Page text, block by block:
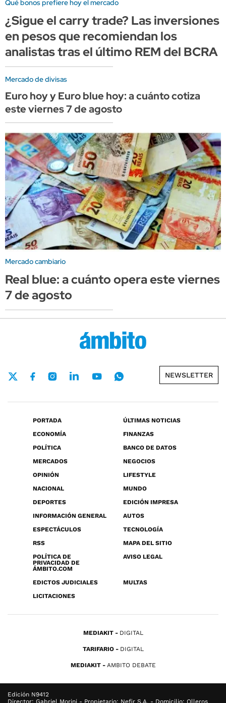
Qué bonos prefiere hoy el mercado
¿Sigue el carry trade? Las inversiones
en pesos que recomiendan los
analistas tras el último REM del BCRA
Mercado de divisas
Euro hoy y Euro blue hoy: a cuánto cotiza
este viernes 7 de agosto
Mercado cambiario
Real blue: a cuánto opera este viernes
7 de agosto
NEWSLETTER
PORTADA
ÚLTIMAS NOTICIAS
ECONOMÍA
FINANZAS
POLÍTICA
BANCO DE DATOS
MERCADOS
NEGOCIOS
OPINIÓN
LIFESTYLE
NACIONAL
MUNDO
DEPORTES
EDICIÓN IMPRESA
INFORMACIÓN GENERAL
AUTOS
ESPECTÁCULOS
TECNOLOGÍA
RSS
MAPA DEL SITIO
POLÍTICA DE
PRIVACIDAD DE
ÁMBITO.COM
AVISO LEGAL
EDICTOS JUDICIALES
MULTAS
LICITACIONES
MEDIAKIT DIGITAL
TARIFARIO DIGITAL
MEDIAKIT AMBITO DEBATE
Edición N9412